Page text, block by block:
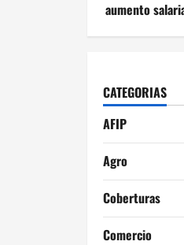
aumento
CATEGORIAS
AFIP
Agro
Coberturas
Comercio